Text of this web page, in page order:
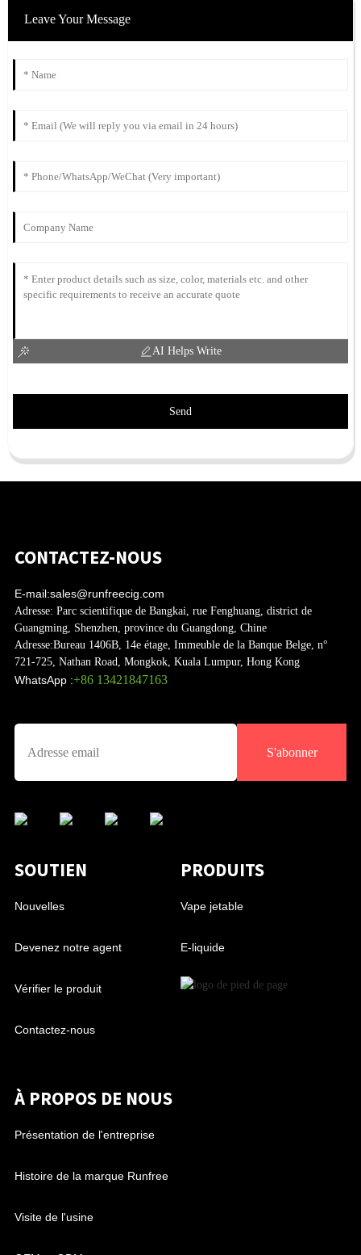
Leave Your Message
AI Helps Write
Send
CONTACTEZ-NOUS
E-mail:sales@runfreecig.com
Adresse: Parc scientifique de Bangkai, rue Fenghuang, district de
Guangming, Shenzhen, province du Guangdong, Chine
Adresse:Bureau 1406B, 14e étage, Immeuble de la Banque Belge, n°
721-725, Nathan Road, Mongkok, Kuala Lumpur, Hong Kong
WhatsApp :+86 13421847163
S'abonner
SOUTIEN
Nouvelles
Devenez notre agent
Vérifier le produit
Contactez-nous
PRODUITS
Vape jetable
E-liquide
À PROPOS DE NOUS
Présentation de l'entreprise
Histoire de la marque Runfree
Visite de l'usine